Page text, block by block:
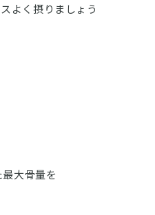
よく摂りましょう
大骨量を